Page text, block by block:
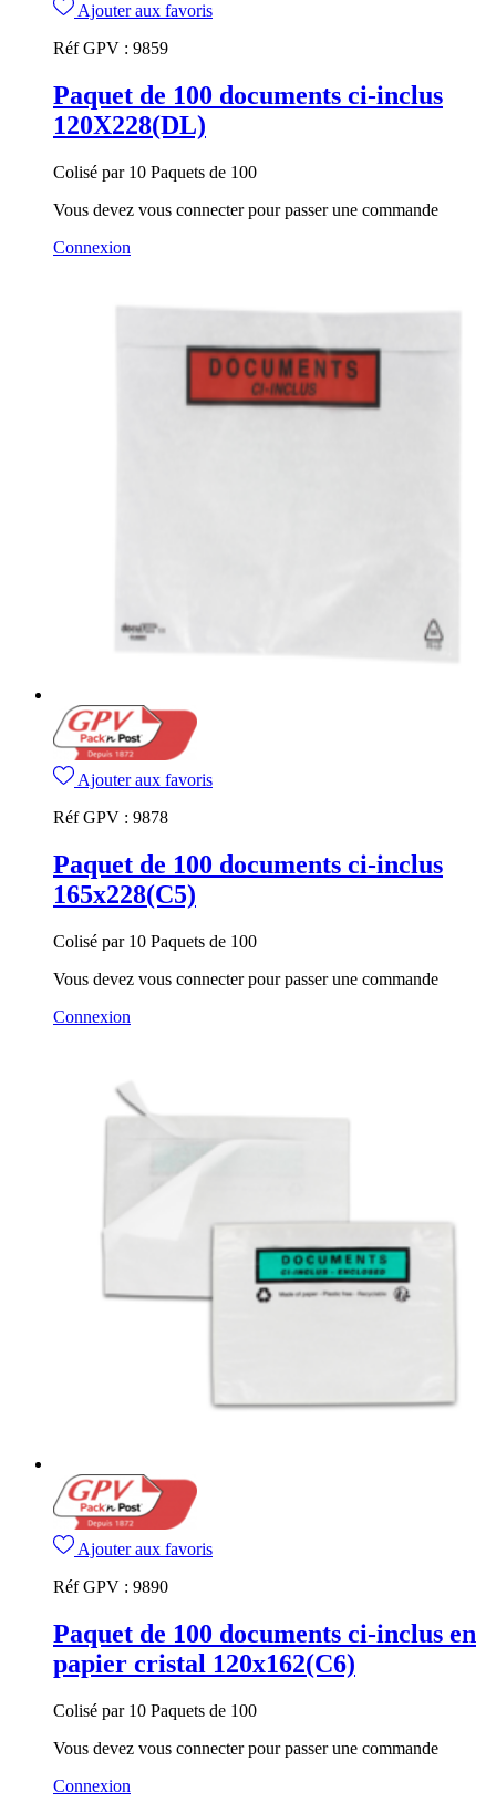
Ajouter aux favoris
Réf GPV : 9859
Paquet de 100 documents ci-inclus
120X228(DL)
Colisé par 10 Paquets de 100
Vous devez vous connecter pour passer une commande
Connexion
Ajouter aux favoris
Réf GPV : 9878
Paquet de 100 documents ci-inclus
165x228(C5)
Colisé par 10 Paquets de 100
Vous devez vous connecter pour passer une commande
Connexion
Ajouter aux favoris
Réf GPV : 9890
Paquet de 100 documents ci-inclus en
papier cristal 120x162(C6)
Colisé par 10 Paquets de 100
Vous devez vous connecter pour passer une commande
Connexion